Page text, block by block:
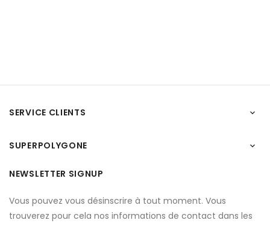
SERVICE CLIENTS 
SUPERPOLYGONE 
NEWSLETTER SIGNUP
Vous pouvez vous désinscrire à tout moment. Vous
trouverez pour cela nos informations de contact dans les